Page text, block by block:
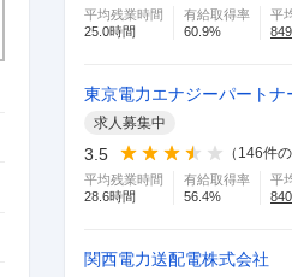
平均残業時間
25.0時間
有給取得率
60.9%
平
849
東京電力エナジーパートナ
求人募集中
3.5 （ 146件の
平均残業時間
28.6時間
有給取得率
56.4%
平
840
関西電力送配電株式会社